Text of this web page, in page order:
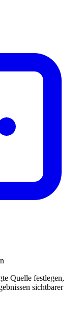
Quelle festlegen,
sichtbarer